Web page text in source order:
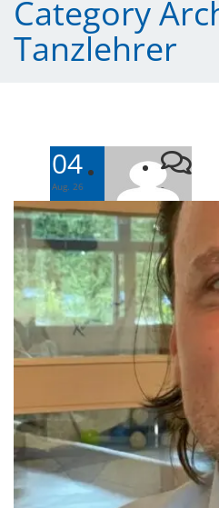
Category
Tanzlehrer
04
Aug. 26 -